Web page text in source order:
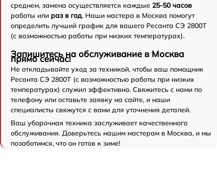
среднем, замена осуществляется каждые 25-50 часов
работы или раз в год. Наши мастера в Москва помогут
определить лучший график для вашего Ресанта СЭ 2800Т
(с возможностью работы при низких температурах).
Запишитесь на обслуживание в Москва
прямо сейчас!
Не откладывайте уход за техникой, чтобы ваш помощник
Ресанта СЭ 2800Т (с возможностью работы при низких
температурах) служил эффективно. Свяжитесь с нами по
телефону или оставьте заявку на сайте, и наши
специалисты свяжутся с вами для уточнения деталей.
Ваш уборочная техника заслуживает качественного
обслуживания. Доверьтесь нашим мастерам в Москва, и мы
позаботимся, что он готов к зиме!